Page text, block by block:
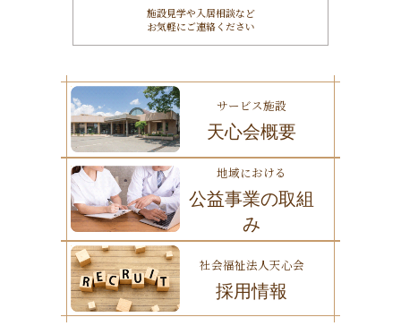
施設見学や入居相談など
お気軽にご連絡ください
サービス施設
天心会概要
地域における
公益事業の取組
み
社会福祉法人天心会
採用情報